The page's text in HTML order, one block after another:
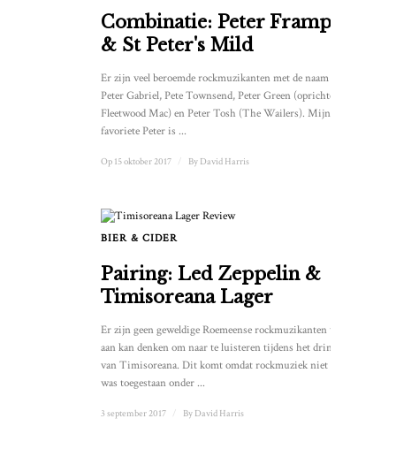
Combinatie: Peter Frampton
& St Peter's Mild
Er zijn veel beroemde rockmuzikanten met de naam Peter:
Peter Gabriel, Pete Townsend, Peter Green (oprichter van
Fleetwood Mac) en Peter Tosh (The Wailers). Mijn
favoriete Peter is ...
Op 15 oktober 2017 By David Harris
BIER & CIDER
Pairing: Led Zeppelin &
Timisoreana Lager
Er zijn geen geweldige Roemeense rockmuzikanten waar ik
aan kan denken om naar te luisteren tijdens het drinken
van Timisoreana. Dit komt omdat rockmuziek niet officieel
was toegestaan onder ...
3 september 2017 By David Harris